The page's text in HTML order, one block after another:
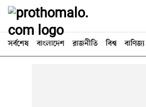
সর্বশেষ বাংলাদেশ রাজনীতি বিশ্ব বাণিজ্য